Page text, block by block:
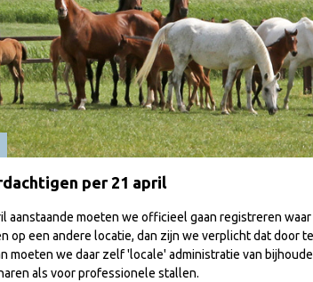
per 21 april
aanstaande moeten we officieel gaan registreren
op een andere locatie, dan zijn we verplicht dat door
moeten we daar zelf 'locale' administratie van
als voor professionele stallen.